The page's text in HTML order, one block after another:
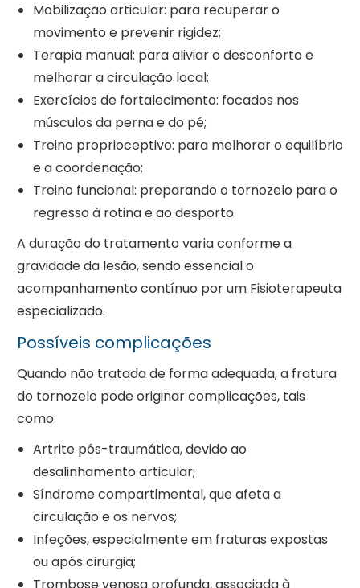
Mobilização articular: para recuperar o
movimento e prevenir rigidez;
Terapia manual: para aliviar o desconforto e
melhorar a circulação local;
Exercícios de fortalecimento: focados nos
músculos da perna e do pé;
Treino proprioceptivo: para melhorar o equilíbrio
e a coordenação;
Treino funcional: preparando o tornozelo para o
regresso à rotina e ao desporto.
A duração do tratamento varia conforme a
gravidade da lesão, sendo essencial o
acompanhamento contínuo por um Fisioterapeuta
especializado.
Possíveis complicações
Quando não tratada de forma adequada, a fratura
do tornozelo pode originar complicações, tais
como:
Artrite pós-traumática, devido ao
desalinhamento articular;
Síndrome compartimental, que afeta a
circulação e os nervos;
Infeções, especialmente em fraturas expostas
ou após cirurgia;